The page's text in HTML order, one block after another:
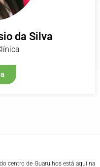
da Silva
centro de Guarulhos está aqui na